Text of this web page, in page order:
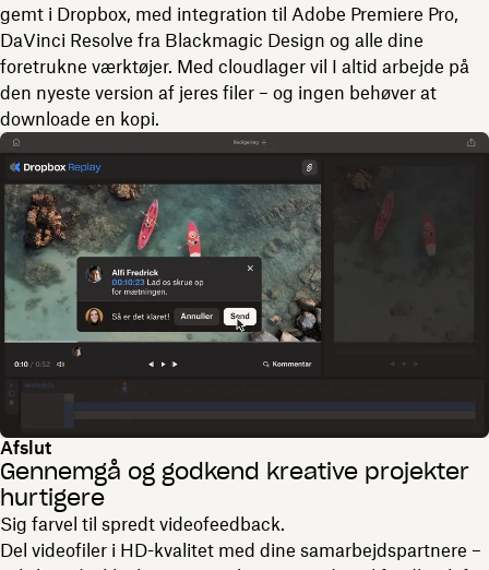
gemt i Dropbox, med integration til Adobe Premiere Pro,
DaVinci Resolve fra Blackmagic Design og alle dine
foretrukne værktøjer. Med cloudlager vil I altid arbejde på
den nyeste version af jeres filer – og ingen behøver at
downloade en kopi.
Afslut
Gennemgå og godkend kreative projekter
hurtigere
Sig farvel til spredt videofeedback.
Del videofiler i HD-kvalitet med dine samarbejdspartnere –